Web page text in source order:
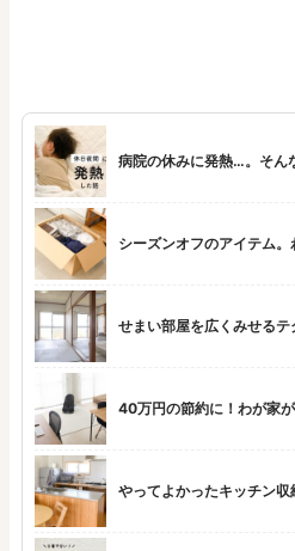
病院の休みに発熱…。そん
シーズンオフのアイテム
せまい部屋を広くみせる
40万円の節約に！わが家
やってよかったキッチン収